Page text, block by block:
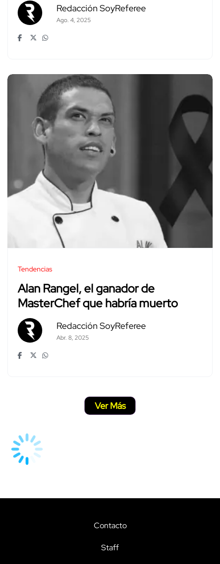
Redacción SoyReferee
Ago. 4, 2025
Tendencias
Alan Rangel, el ganador de
MasterChef que habría muerto
Redacción SoyReferee
Abr. 8, 2025
Ver Más
Contacto
Staff